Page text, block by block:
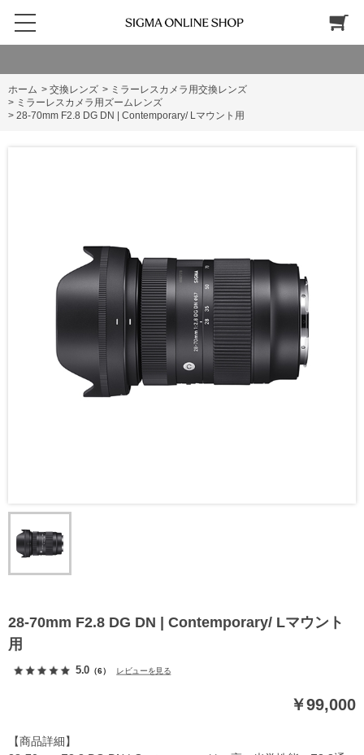
ホーム > 交換レンズ > ミラーレスカメラ用交換レンズ
> ミラーレスカメラ用ズームレンズ
> 28-70mm F2.8 DG DN | Contemporary/ Lマウント用
28-70mm F2.8 DG DN | Contemporary/ Lマウント
用
5.0 （6） レビューを見る
￥99,000
【商品詳細】